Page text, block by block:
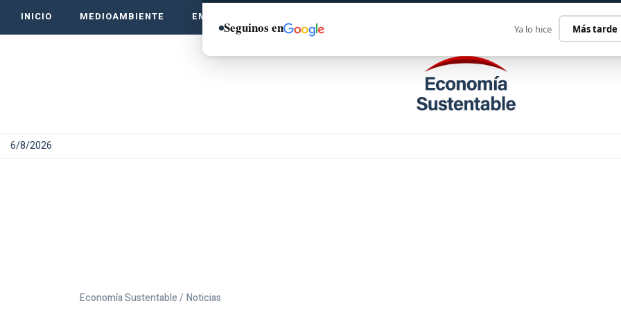
INICIO MEDIOAMBIENTE EMPRENDE VERDE
6/8/2026
Economía Sustentable / Noticias
Seguinos en Ya lo hice Más tarde